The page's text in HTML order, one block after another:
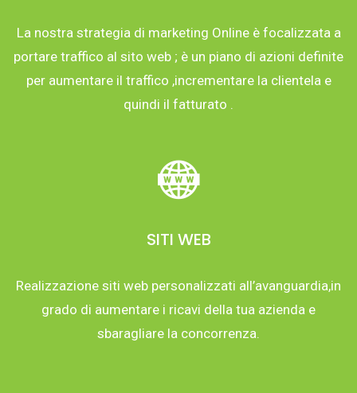
La nostra strategia di marketing Online è focalizzata a
portare traffico al sito web ; è un piano di azioni definite
per aumentare il traffico ,incrementare la clientela e
quindi il fatturato .
SITI WEB
Realizzazione siti web personalizzati all’avanguardia,in
grado di aumentare i ricavi della tua azienda e
sbaragliare la concorrenza.